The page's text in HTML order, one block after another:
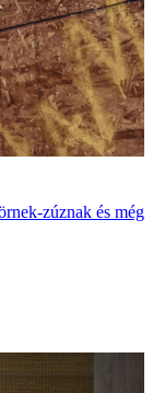
zúznak és még